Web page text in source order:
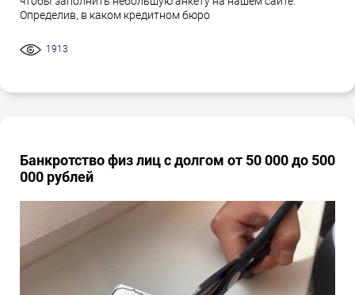
Определив, в каком кредитном бюро
1913
Банкротство физ лиц с долгом от 50 000 до 500
000 рублей